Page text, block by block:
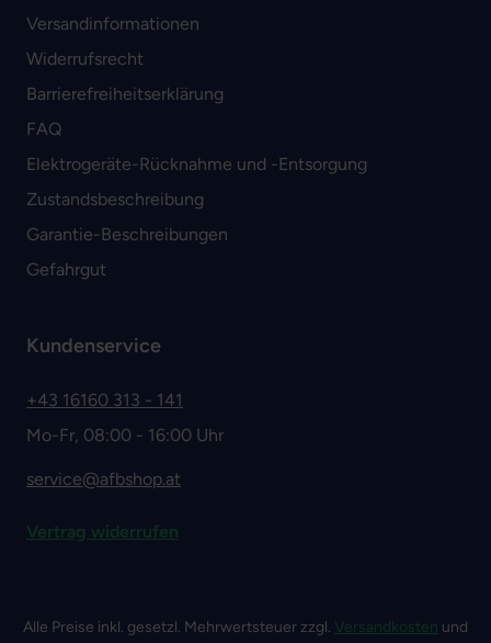
Versandinformationen
Widerrufsrecht
Barrierefreiheitserklärung
FAQ
Elektrogeräte-Rücknahme und -Entsorgung
Zustandsbeschreibung
Garantie-Beschreibungen
Gefahrgut
Kundenservice
+43 16160 313 - 141
Mo-Fr, 08:00 - 16:00 Uhr
service@afbshop.at
Vertrag widerrufen
Alle Preise inkl. gesetzl. Mehrwertsteuer zzgl. Versandkosten und